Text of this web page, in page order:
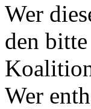
Wer
den
Wer